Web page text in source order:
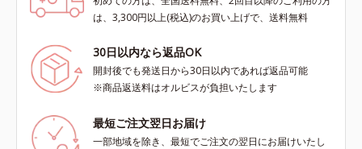
は、3,300円以上(税込)のお買い上げで、送料無料
30日以内なら返品OK
開封後でも発送日から30日以内であれば返品可能
※商品返送料はオルビスが負担いたします
最短ご注文翌日お届け
一部地域を除き、最短でご注文の翌日にお届けいたし